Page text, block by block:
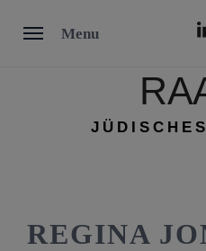
Menu
REGINA